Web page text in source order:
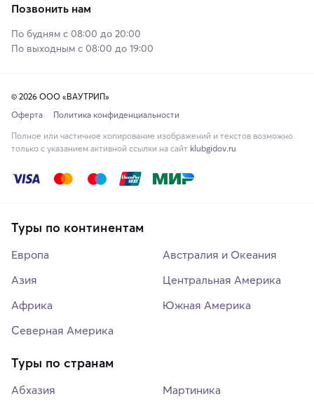
Позвонить нам
По будням с 08:00 до 20:00
По выходным с 08:00 до 19:00
© 2026 ООО «ВАУТРИП»
Оферта
Политика конфиденциальности
Полное или частичное копирование изображений и текстов возможно
только с указанием активной ссылки на сайт klubgidov.ru
Туры по континентам
Европа
Азия
Африка
Северная Америка
Австралия и Океания
Центральная Америка
Южная Америка
Туры по странам
Абхазия
Мартиника